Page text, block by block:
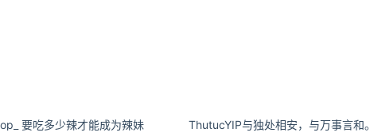
要吃多少辣才能成为辣妹 ThutucYIP与独处相安，与万事言和。